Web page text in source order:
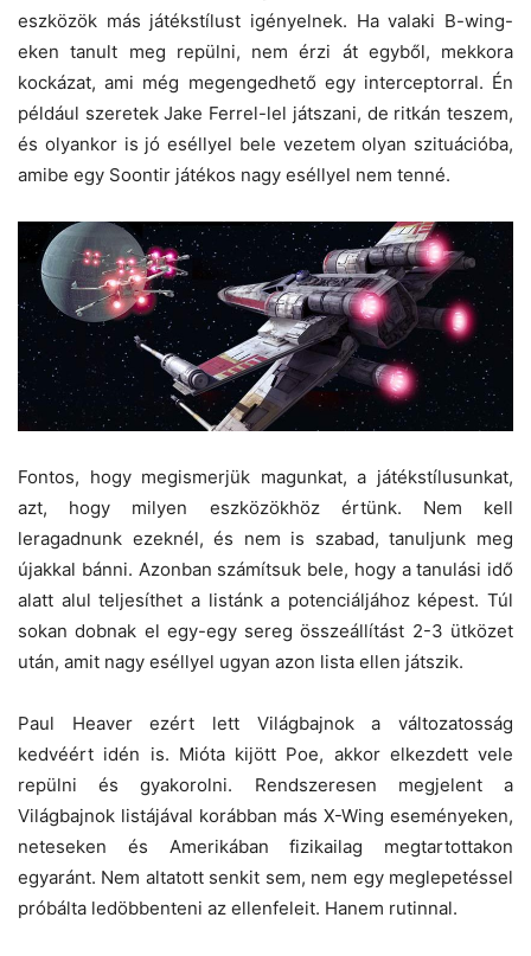
eszközök más játékstílust igényelnek. Ha valaki B-wing-
eken tanult meg repülni, nem érzi át egyből, mekkora
kockázat, ami még megengedhető egy interceptorral. Én
például szeretek Jake Ferrel-lel játszani, de ritkán teszem,
és olyankor is jó eséllyel bele vezetem olyan szituációba,
amibe egy Soontir játékos nagy eséllyel nem tenné.
Fontos, hogy megismerjük magunkat, a játékstílusunkat,
azt, hogy milyen eszközökhöz értünk. Nem kell
leragadnunk ezeknél, és nem is szabad, tanuljunk meg
újakkal bánni. Azonban számítsuk bele, hogy a tanulási idő
alatt alul teljesíthet a listánk a potenciáljához képest. Túl
sokan dobnak el egy-egy sereg összeállítást 2-3 ütközet
után, amit nagy eséllyel ugyan azon lista ellen játszik.
Paul Heaver ezért lett Világbajnok a változatosság
kedvéért idén is. Mióta kijött Poe, akkor elkezdett vele
repülni és gyakorolni. Rendszeresen megjelent a
Világbajnok listájával korábban más X-Wing eseményeken,
neteseken és Amerikában fizikailag megtartottakon
egyaránt. Nem altatott senkit sem, nem egy meglepetéssel
próbálta ledöbbenteni az ellenfeleit. Hanem rutinnal.